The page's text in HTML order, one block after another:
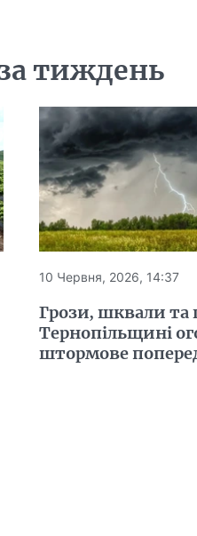
тиждень
10 Червня, 2026, 14:37
Грози, шквали та
Тернопільщині
штормове